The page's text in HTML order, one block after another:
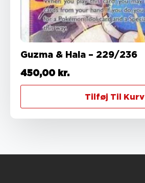
Guzma & Hala – 229/236
450,00 kr.
Tilføj Til Kurv